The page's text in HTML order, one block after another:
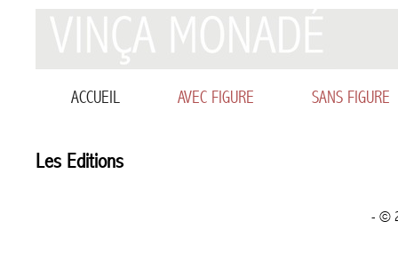
ACCUEIL AVEC FIGURE SANS FIGURE
Les Editions
- ©